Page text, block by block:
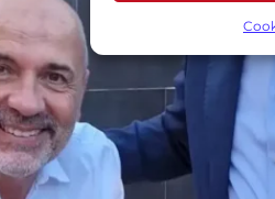
Abbinare e
alle informazioni
Utilizzare dati di
dispositivi in